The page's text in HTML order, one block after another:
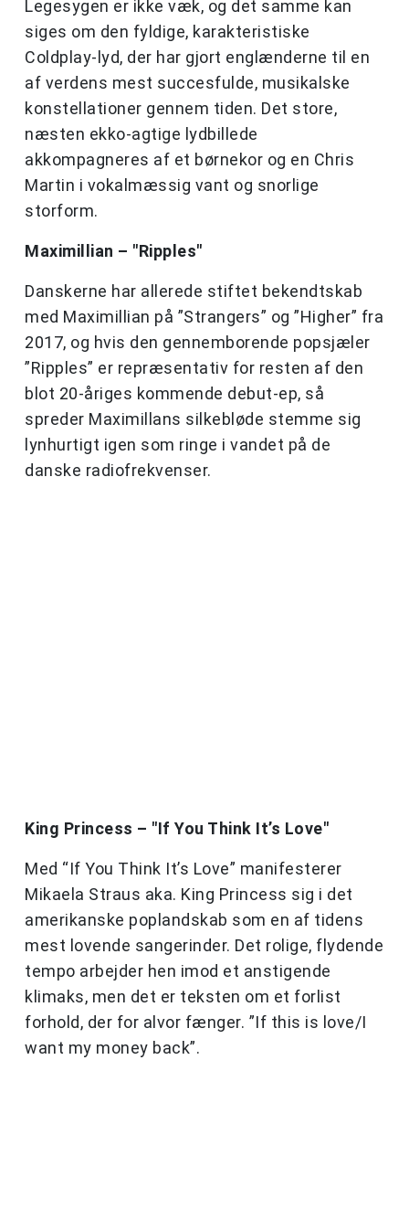
Legesygen er ikke væk, og det samme kan
siges om den fyldige, karakteristiske
Coldplay-lyd, der har gjort englænderne til en
af verdens mest succesfulde, musikalske
konstellationer gennem tiden. Det store,
næsten ekko-agtige lydbillede
akkompagneres af et børnekor og en Chris
Martin i vokalmæssig vant og snorlige
storform.
Maximillian – "Ripples"
Danskerne har allerede stiftet bekendtskab
med Maximillian på ”Strangers” og ”Higher” fra
2017, og hvis den gennemborende popsjæler
”Ripples” er repræsentativ for resten af den
blot 20-åriges kommende debut-ep, så
spreder Maximillans silkebløde stemme sig
lynhurtigt igen som ringe i vandet på de
danske radiofrekvenser.
King Princess – "If You Think It’s Love"
Med “If You Think It’s Love” manifesterer
Mikaela Straus aka. King Princess sig i det
amerikanske poplandskab som en af tidens
mest lovende sangerinder. Det rolige, flydende
tempo arbejder hen imod et anstigende
klimaks, men det er teksten om et forlist
forhold, der for alvor fænger. ”If this is love/I
want my money back”.